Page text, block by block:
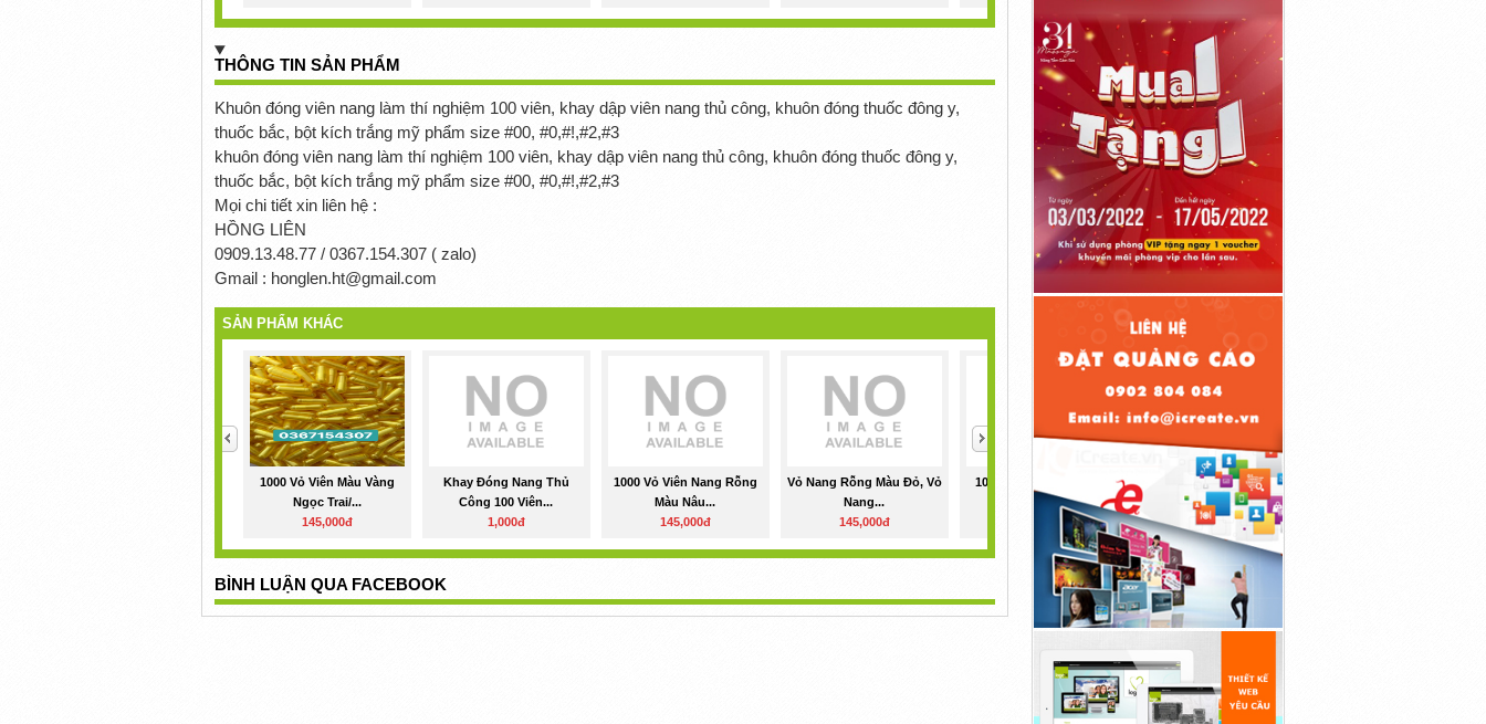
THÔNG TIN SẢN PHẨM
Khuôn đóng viên nang làm thí nghiệm 100 viên, khay dập viên nang thủ công, khuôn đóng thuốc đông y,
thuốc bắc, bột kích trắng mỹ phẩm size #00, #0,#!,#2,#3
khuôn đóng viên nang làm thí nghiệm 100 viên, khay dập viên nang thủ công, khuôn đóng thuốc đông y,
thuốc bắc, bột kích trắng mỹ phẩm size #00, #0,#!,#2,#3
Mọi chi tiết xin liên hệ :
HỒNG LIÊN
0909.13.48.77 / 0367.154.307 ( zalo)
Gmail : honglen.ht@gmail.com
SẢN PHẨM KHÁC
1000 Vỏ Viên Màu Vàng
Ngọc Trai/...
145,000đ
Khay Đóng Nang Thủ
Công 100 Viên...
1,000đ
1000 Vỏ Viên Nang Rỗng
Màu Nâu...
145,000đ
Vỏ Nang Rỗng Màu Đỏ, Vỏ
Nang...
145,000đ
100g Vỏ Viên Nang Màu
Trắng...
145,000đ
1000 Viên Nang Rỗng Màu
Tím/ Vỏ...
150,000đ
>
BÌNH LUẬN QUA FACEBOOK